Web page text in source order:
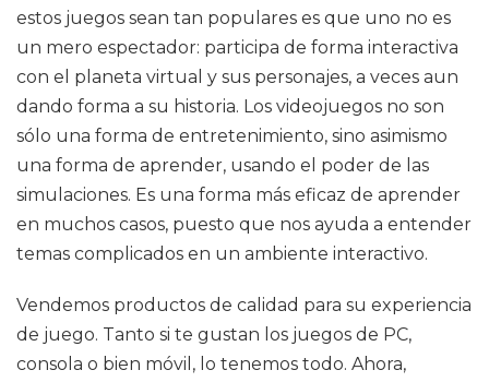
estos juegos sean tan populares es que uno no es
un mero espectador: participa de forma interactiva
con el planeta virtual y sus personajes, a veces aun
dando forma a su historia. Los videojuegos no son
sólo una forma de entretenimiento, sino asimismo
una forma de aprender, usando el poder de las
simulaciones. Es una forma más eficaz de aprender
en muchos casos, puesto que nos ayuda a entender
temas complicados en un ambiente interactivo.
Vendemos productos de calidad para su experiencia
de juego. Tanto si te gustan los juegos de PC,
consola o bien móvil, lo tenemos todo. Ahora,